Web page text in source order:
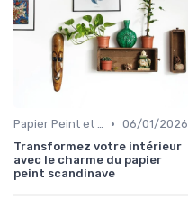
Papier Peint et Revêtements Muraux • 06/01/2026
Transformez votre intérieur
avec le charme du papier
peint scandinave